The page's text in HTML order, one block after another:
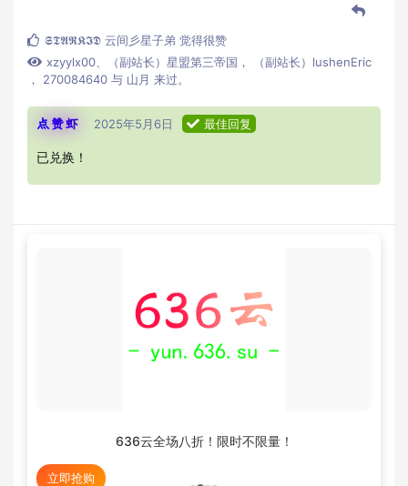
𝕾𝕿𝕬𝕽𝕶𝕴𝕯 云间彡星子弟 觉得很赞
xzyylx00
（副站长）星盟第三帝国 ，
（副站长）lushenEric
， 270084640 与 山月 来过。
点赞虾 2025年5月6日 最佳回复
已兑换！
636云全场八折！限时不限量！
立即抢购